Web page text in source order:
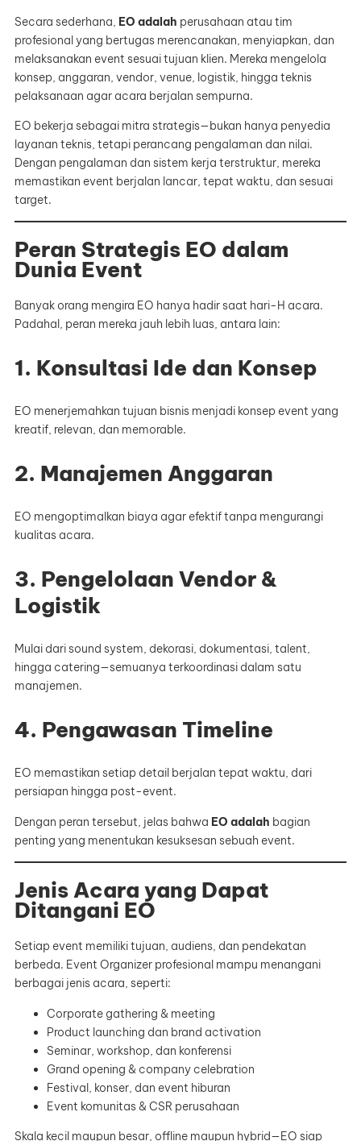
Secara sederhana, EO adalah perusahaan atau tim
profesional yang bertugas merencanakan, menyiapkan, dan
melaksanakan event sesuai tujuan klien. Mereka mengelola
konsep, anggaran, vendor, venue, logistik, hingga teknis
pelaksanaan agar acara berjalan sempurna.
EO bekerja sebagai mitra strategis—bukan hanya penyedia
layanan teknis, tetapi perancang pengalaman dan nilai.
Dengan pengalaman dan sistem kerja terstruktur, mereka
memastikan event berjalan lancar, tepat waktu, dan sesuai
target.
Peran Strategis EO dalam
Dunia Event
Banyak orang mengira EO hanya hadir saat hari-H acara.
Padahal, peran mereka jauh lebih luas, antara lain:
1. Konsultasi Ide dan Konsep
EO menerjemahkan tujuan bisnis menjadi konsep event yang
kreatif, relevan, dan memorable.
2. Manajemen Anggaran
EO mengoptimalkan biaya agar efektif tanpa mengurangi
kualitas acara.
3. Pengelolaan Vendor &
Logistik
Mulai dari sound system, dekorasi, dokumentasi, talent,
hingga catering—semuanya terkoordinasi dalam satu
manajemen.
4. Pengawasan Timeline
EO memastikan setiap detail berjalan tepat waktu, dari
persiapan hingga post-event.
Dengan peran tersebut, jelas bahwa EO adalah bagian
penting yang menentukan kesuksesan sebuah event.
Jenis Acara yang Dapat
Ditangani EO
Setiap event memiliki tujuan, audiens, dan pendekatan
berbeda. Event Organizer profesional mampu menangani
berbagai jenis acara, seperti:
Corporate gathering & meeting
Product launching dan brand activation
Seminar, workshop, dan konferensi
Grand opening & company celebration
Festival, konser, dan event hiburan
Event komunitas & CSR perusahaan
Skala kecil maupun besar, offline maupun hybrid—EO siap